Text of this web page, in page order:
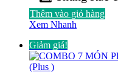
Thêm vào giỏ hàng
Xem Nhanh
Giảm giá!